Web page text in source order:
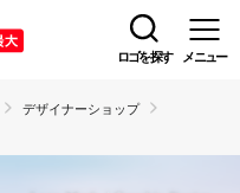
ロゴを探す メニュー
デザイナーショップ